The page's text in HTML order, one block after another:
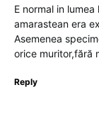
E normal in
amarastean era
Asemenea
orice muritor,fără
Reply